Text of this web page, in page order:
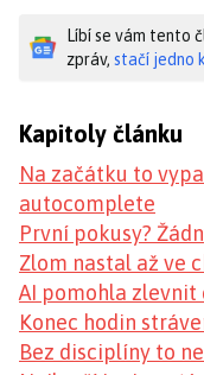
Líbí se vám tento
zpráv, stačí jedno
Kapitoly článku
Na začátku to
autocomplete
První pokusy?
Zlom nastal až ve
AI pomohla
Konec hodin
Bez disciplíny to